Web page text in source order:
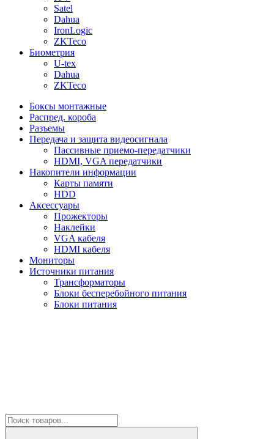
Satel
Dahua
IronLogic
ZKTeco
Биометрия
U-tex
Dahua
ZKTeco
Боксы монтажные
Распред. короба
Разъемы
Передача и защита видеосигнала
Пассивные приемо-передатчики
HDMI, VGA передатчики
Накопители информации
Карты памяти
HDD
Аксессуары
Прожекторы
Наклейки
VGA кабеля
HDMI кабеля
Мониторы
Источники питания
Трансформаторы
Блоки бесперебойного питания
Блоки питания